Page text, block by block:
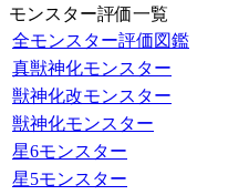
モンスター評価一覧
全モンスター評価図鑑
真獣神化モンスター
獣神化改モンスター
獣神化モンスター
星6モンスター
星5モンスター